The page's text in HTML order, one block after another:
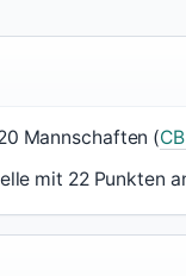
Mannschaften (
mit 22 Punkten